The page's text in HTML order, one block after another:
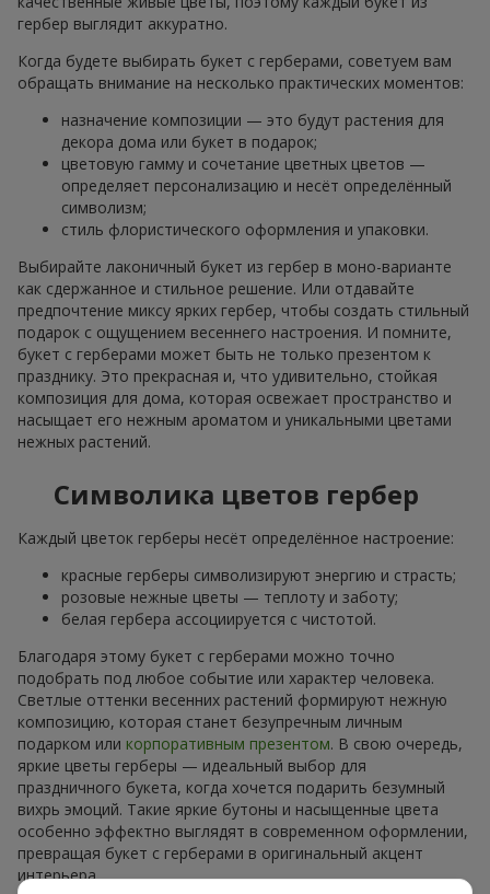
гербер выглядит аккуратно.
Когда будете выбирать букет с герберами, советуем вам
обращать внимание на несколько практических моментов:
назначение композиции — это будут растения для
декора дома или букет в подарок;
цветовую гамму и сочетание цветных цветов —
определяет персонализацию и несёт определённый
символизм;
стиль флористического оформления и упаковки.
Выбирайте лаконичный букет из гербер в моно-варианте
как сдержанное и стильное решение. Или отдавайте
предпочтение миксу ярких гербер, чтобы создать стильный
подарок с ощущением весеннего настроения. И помните,
букет с герберами может быть не только презентом к
празднику. Это прекрасная и, что удивительно, стойкая
композиция для дома, которая освежает пространство и
насыщает его нежным ароматом и уникальными цветами
нежных растений.
Символика цветов гербер
Каждый цветок герберы несёт определённое настроение:
красные герберы символизируют энергию и страсть;
розовые нежные цветы — теплоту и заботу;
белая гербера ассоциируется с чистотой.
Благодаря этому букет с герберами можно точно
подобрать под любое событие или характер человека.
Светлые оттенки весенних растений формируют нежную
композицию, которая станет безупречным личным
подарком или корпоративным презентом. В свою очередь,
яркие цветы герберы — идеальный выбор для
праздничного букета, когда хочется подарить безумный
вихрь эмоций. Такие яркие бутоны и насыщенные цвета
особенно эффектно выглядят в современном оформлении,
превращая букет с герберами в оригинальный акцент
интерьера.